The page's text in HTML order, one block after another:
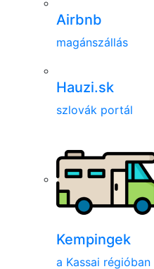
Airbnb
magánszállás
Hauzi.sk
szlovák portál
Kempingek
a Kassai régióban